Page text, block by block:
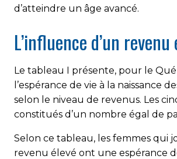
d’atteindre un âge avancé.
L’influence d’un revenu
Le tableau I présente, pour le
l’espérance de vie à la naissance
selon le niveau de revenus. Les
constitués d’un nombre égal de
Selon ce tableau, les femmes qui
revenu élevé ont une espérance